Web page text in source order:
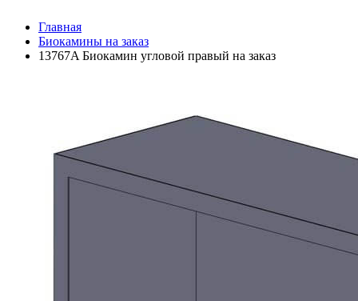
Главная
Биокамины на заказ
13767A Биокамин угловой правый на заказ